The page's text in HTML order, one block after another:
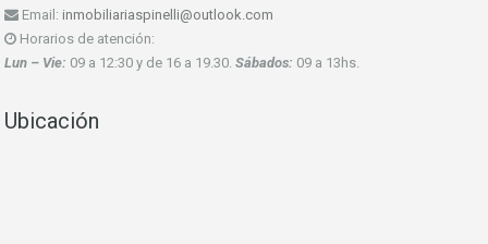
Email: inmobiliariaspinelli@outlook.com
Horarios de atención:
Lun – Vie: 09 a 12:30 y de 16 a 19.30. Sábados: 09 a 13hs.
Ubicación